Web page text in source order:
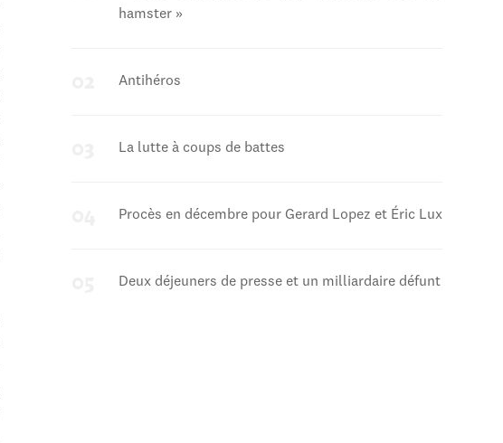
hamster »
Antihéros
La lutte à coups de battes
Procès en décembre pour Gerard Lopez et Éric Lux
Deux déjeuners de presse et un milliardaire défunt